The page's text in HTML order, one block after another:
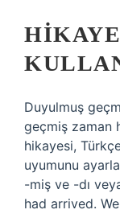
Duyulmuş
geçmiş zaman
hikayesi,
uyumunu
-miş ve -dı
had arrived.